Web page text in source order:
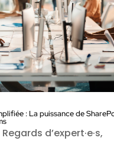
: La puissance de
Regards d’expert·e·s,